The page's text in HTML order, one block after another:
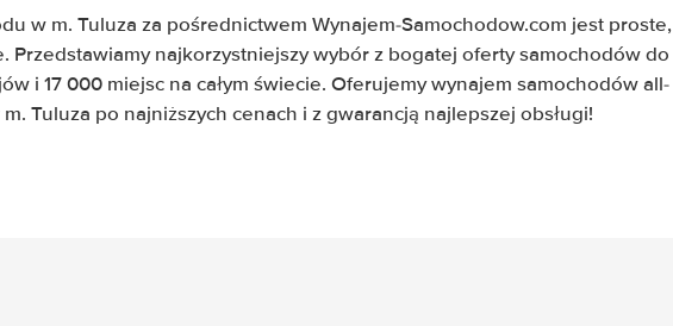
w m. Tuluza za pośrednictwem Wynajem-Samochodow.com jest proste,
Przedstawiamy najkorzystniejszy wybór z bogatej oferty samochodów do
i 17 000 miejsc na całym świecie. Oferujemy wynajem samochodów all-
Tuluza po najniższych cenach i z gwarancją najlepszej obsługi!